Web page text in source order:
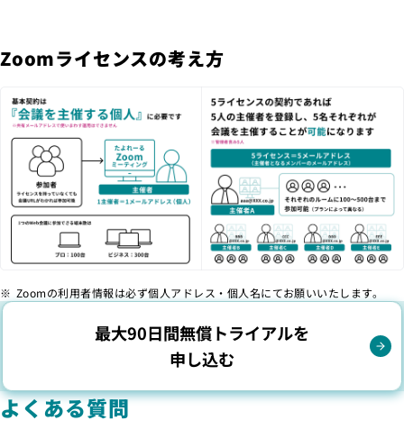
Zoomライセンスの考え方
Zoomの利用者情報は必ず個人アドレス・個人名にてお願いいたします。
最大90日間無償トライアルを
申し込む
よくある質問